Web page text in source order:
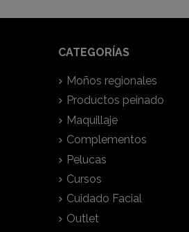
CATEGORÍAS
Moños regionales
Productos peinado
Maquillaje
Complementos
Pelucas
Cursos
Cuidado Facial
Outlet